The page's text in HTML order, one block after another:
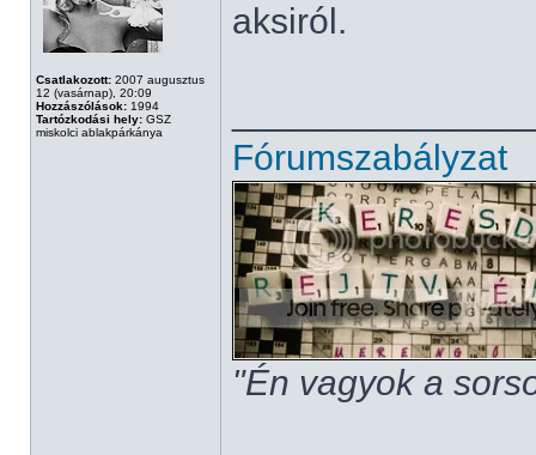
Csatlakozott: 2007 augusztus
12 (vasárnap), 20:09
Hozzászólások: 1994
Tartózkodási hely: GSZ
miskolci ablakpárkánya
aksiról.
Fórumszabályzat
"Én vagyok a